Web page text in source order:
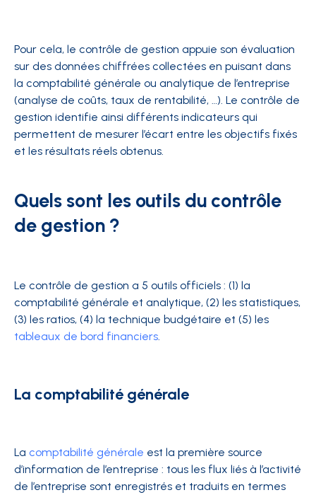
Pour cela, le contrôle de gestion appuie son évaluation
sur des données chiffrées collectées en puisant dans
la comptabilité générale ou analytique de l’entreprise
(analyse de coûts, taux de rentabilité, …). Le contrôle de
gestion identifie ainsi différents indicateurs qui
permettent de mesurer l’écart entre les objectifs fixés
et les résultats réels obtenus.
Quels sont les outils du contrôle
de gestion ?
Le contrôle de gestion a 5 outils officiels : (1) la
comptabilité générale et analytique, (2) les statistiques,
(3) les ratios, (4) la technique budgétaire et (5) les
tableaux de bord financiers.
La comptabilité générale
La comptabilité générale est la première source
d’information de l’entreprise : tous les flux liés à l’activité
de l’entreprise sont enregistrés et traduits en termes